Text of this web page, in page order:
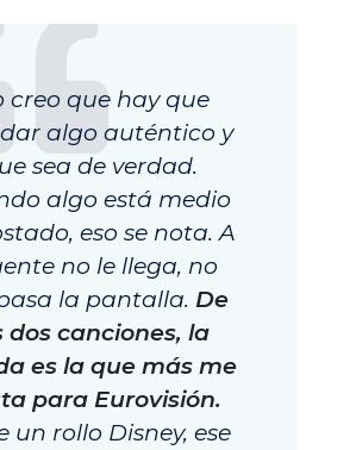
creo que hay que
algo auténtico y
sea de verdad.
algo está medio
eso se nota. A
no le llega, no
la pantalla. De
dos canciones, la
es la que más me
para Eurovisión.
un rollo Disney, ese